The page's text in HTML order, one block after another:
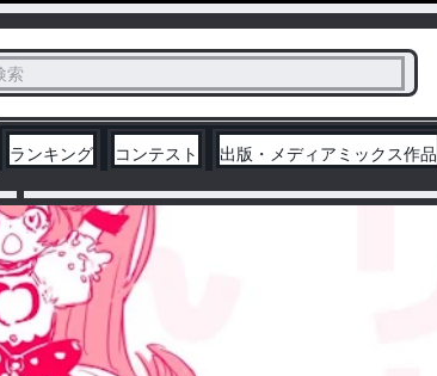
索
ランキング コンテスト 出版・メディアミックス作品